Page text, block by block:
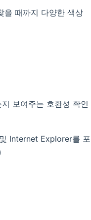
을 때까지 다양한 색상
보여주는 호환성 확인
Internet Explorer를 포